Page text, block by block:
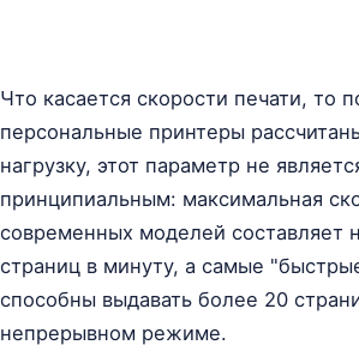
Что касается скорости печати, то
персональные принтеры
нагрузку, этот параметр не
принципиальным: максимальная
современных моделей составляет
страниц в минуту, а самые
способны выдавать более 20
непрерывном режиме.